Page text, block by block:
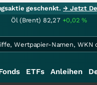
geschenkt.→ Jetzt
Öl (Brent) 82,27 +0,02%
ETFs Anleihen